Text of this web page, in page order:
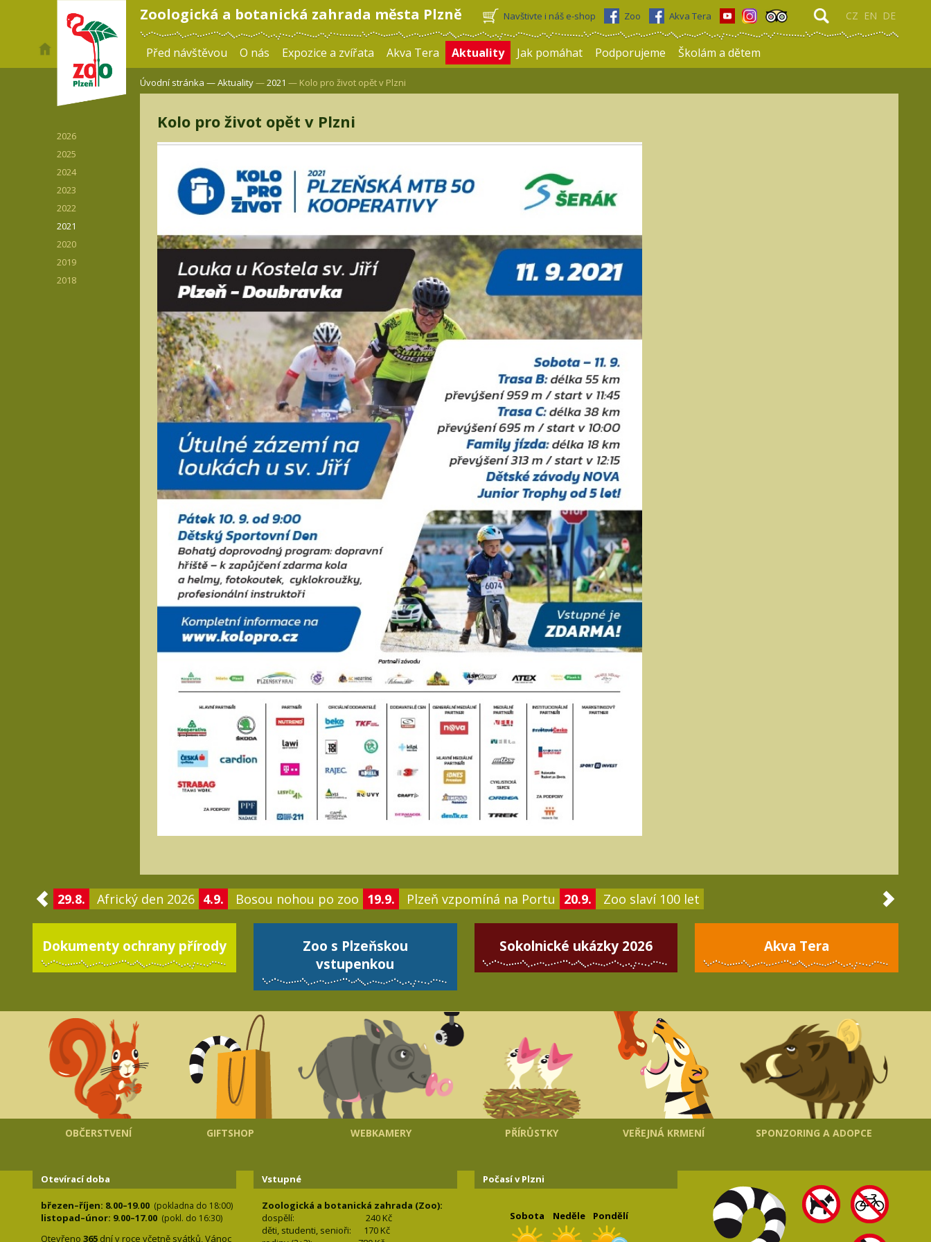
Zoologická a botanická zahrada města Plzně CZ EN DE
Navštivte i náš e-shop Zoo Akva Tera
Před návštěvou O nás Expozice a zvířata Akva Tera Aktuality Jak pomáhat Podporujeme Školám a dětem
2026
2025
2024
2023
2022
2021
2020
2019
2018
Úvodní stránka —Aktuality—2021 — Kolo pro život opět v Plzni
Kolo pro život opět v Plzni
29.8. Africký den 2026 4.9. Bosou nohou po zoo 19.9. Plzeň vzpomíná na Portu 20.9. Zoo slaví 100 let
Dokumenty ochrany přírody
Zoo s Plzeňskou
vstupenkou
Sokolnické ukázky 2026 Akva Tera
OBČERSTVENÍ GIFTSHOP WEBKAMERY PŘÍRŮSTKY VEŘEJNÁ KRMENÍ SPONZORING A ADOPCE
Otevírací doba
březen–říjen: 8.00–19.00 (pokladna do 18:00)
listopad–únor: 9.00–17.00 (pokl. do 16:30)
Otevřeno 365 dní v roce včetně svátků, Vánoc
Vstupné
Zoologická a botanická zahrada (Zoo):
dospělí:
240 Kč
děti, studenti, senioři: 170Kč
Počasí v Plzni
Sobota Neděle Pondělí